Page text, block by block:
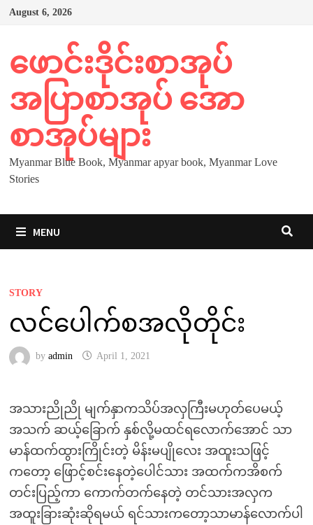
Skip
August 6, 2026
ဖောင်းဒိုင်းစာအုပ်
အပြာစာအုပ် အော
စာအုပ်များ
Myanmar Blue Book, Myanmar apyar book, Myanmar Love
Stories
MENU
STORY
လင်ပေါက်စအလိုတိုင်း
by admin April 1, 2021
အသားညိုညို မျက်နှာကသိပ်အလှကြီးမဟုတ်ပေမယ့်
အသက် ဆယ့်ခြောက် နှစ်လို့မထင်ရလောက်အောင် သာ
မာန်ထက်ထွားကြိုင်းတဲ့ မိန်းမပျိုလေး အထူးသဖြင့်
ကတော့ ဖြောင့်စင်းနေတဲ့ပေါင်သား အထက်ကအိစက်
တင်းပြည့်ကာ ကောက်တက်နေတဲ့ တင်သားအလှက
အထူးခြားဆုံးဆိုရမယ် ရင်သားကတော့သာမာန်လောက်ပါ